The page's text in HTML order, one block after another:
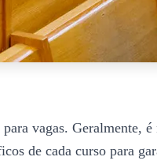
vagas.
de cada curso para